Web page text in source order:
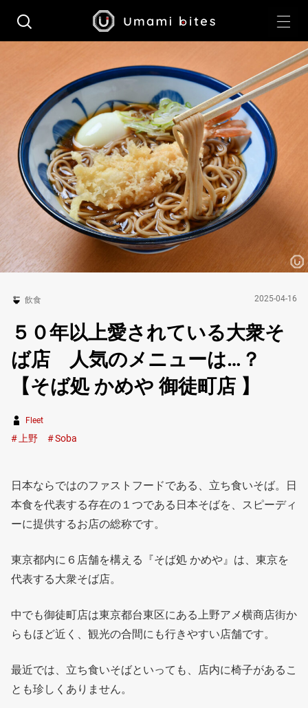
飲食 2025-04-16
５０年以上愛されている大衆そ
ば店 人気のメニューは…？
【そば処 かめや 御徒町店 】
Fleet
上野 Soba
日本ならではのファストフードである、立ち食いそば。日
本食を代表する存在の１つである日本そばを、スピーディ
ーに提供するお店の総称です。
東京都内に６店舗を構える『そば処 かめや』は、東京を
代表する大衆そば店。
中でも御徒町店は東京都台東区にある上野アメ横商店街か
らもほど近く、観光の合間にも行きやすい店舗です。
最近では、立ち食いそばといっても、店内に椅子があるこ
とも珍しくありません。